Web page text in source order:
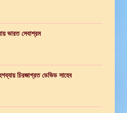
ভারত সেবাশ্রম
চিরজাগ্রত ডেভিড সাহেব